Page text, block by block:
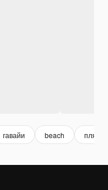
гавайи beach пляж